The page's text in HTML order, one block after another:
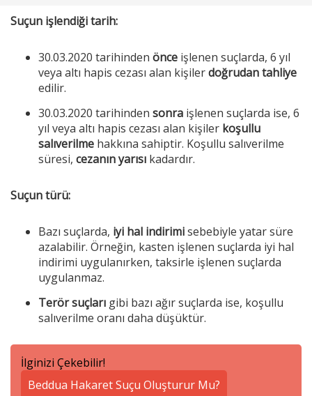
Suçun işlendiği tarih:
30.03.2020 tarihinden önce işlenen suçlarda, 6 yıl
veya altı hapis cezası alan kişilerdoğrudan tahliye
edilir.
30.03.2020 tarihinden sonra işlenen suçlarda ise, 6
yıl veya altı hapis cezası alan kişiler koşullu
salıverilme hakkına sahiptir. Koşullu salıverilme
süresi, cezanın yarısı kadardır.
Suçun türü:
Bazı suçlarda, iyi hal indirimisebebiyle yatar süre
azalabilir. Örneğin, kasten işlenen suçlarda iyi hal
indirimi uygulanırken, taksirle işlenen suçlarda
uygulanmaz.
Terör suçları gibi bazı ağır suçlarda ise, koşullu
salıverilme oranı daha düşüktür.
İlginizi Çekebilir!
Beddua Hakaret Suçu Oluşturur Mu?